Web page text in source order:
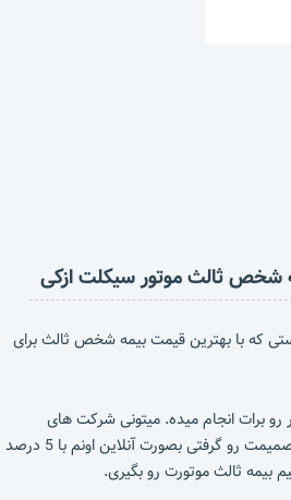
که با بهترین قیمت بیمه شخص ثالث برای
برات انجام میده. میتونی شرکت های
مختلف رو مقایسه کنی و وقتی تصمیمت رو گرفتی بصورت آنلاین اونم با 5 درصد
بیمه ثالث موتورت رو بگیری.